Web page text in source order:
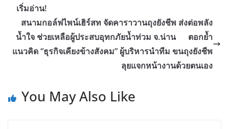
เริ่มอ่าน!
สนามกอล์ฟไพน์เฮิร์สท จัดคาราวานถุงยังชีพ ส่งต่อพลัง
น้ำใจ ช่วยเหลือผู้ประสบอุทกภัยน้ำท่วม จ.น่าน ตอกย้ำ
แนวคิด “ธุรกิจเคียงข้างสังคม” ผู้บริหารนำทีม ขนถุงยังชีพ
ลุยแจกหน้างานด้วยตนเอง
You May Also Like